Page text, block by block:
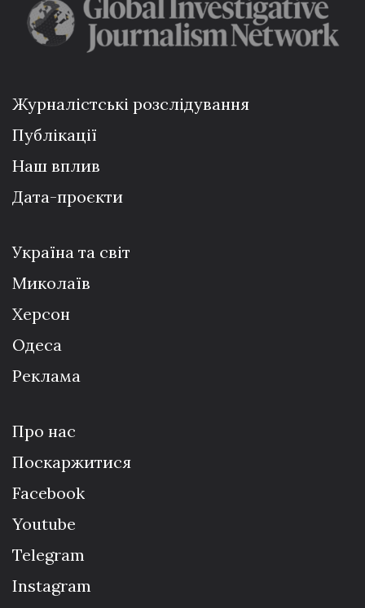
Журналістські розслідування
Публікації
Наш вплив
Дата-проєкти
Україна та світ
Миколаїв
Херсон
Одеса
Реклама
Про нас
Поскаржитися
Facebook
Youtube
Telegram
Instagram